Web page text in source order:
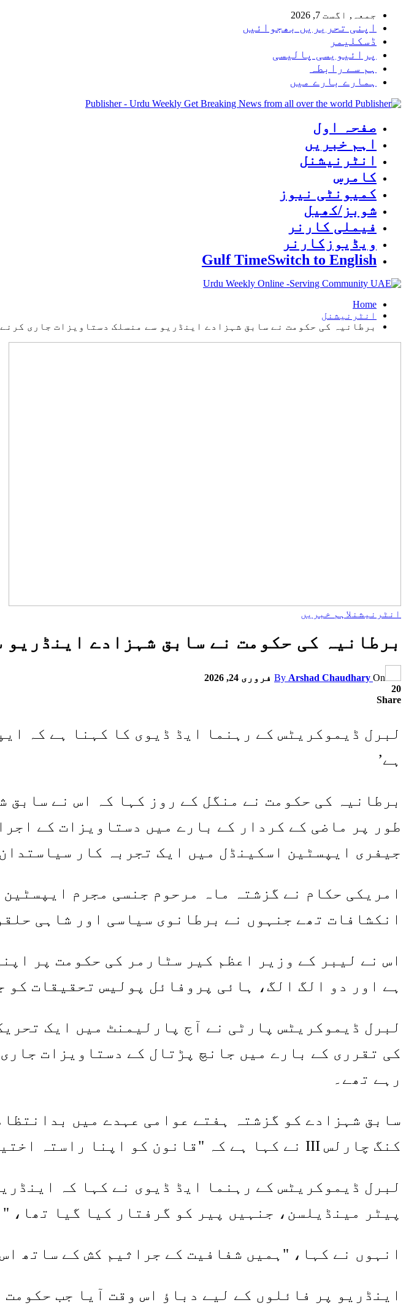
جمعہ, اگست 7, 2026
اپنی تحریریں بھجوائیں
ڈسکلیمر
پرائیویسی پالیسی
ہم سے رابطہ
ہمارے بارے میں
Publisher - Urdu Weekly Get Breaking News from all over the world
صفحہ اول
اہم خبریں
انٹرنیشنل
کامرس
کمیونٹی نیوز
شوبز/کھیل
فیملی کارنر
ویڈیوزکارنر
Gulf TimeSwitch to English
Home
انٹرنیشنل
برطانیہ کی حکومت نے سابق شہزادے اینڈریو سے منسلک دستاویزات جاری کرنے
انٹرنیشنل اہم خبریں
برطانیہ کی حکومت نے سابق شہزادے
By Arshad Chaudhary On
فروری 24, 2026
20
Share
لبرل ڈیموکریٹس کے رہنما ایڈ ڈیوی کا کہنا ہے کہ
ہے’
برطانیہ کی حکومت نے منگل کے روز کہا کہ اس نے
طور پر ماضی کے کردار کے بارے میں دستاویزات کے
جیفری ایپسٹین اسکینڈل میں ایک تجربہ کار
امریکی حکام نے گزشتہ ماہ مرحوم جنسی مجرم
انکشافات تھے جنہوں نے برطانوی سیاسی اور شاہی
اس نے لیبر کے وزیر اعظم کیر سٹارمر کی حکومت پر
ہے اور دو الگ الگ، ہائی پروفائل پولیس تحقیقات کو
لبرل ڈیموکریٹس پارٹی نے آج پارلیمنٹ میں ایک
رہے تھے۔
سابق شہزادے کو گزشتہ ہفتے عوامی عہدے میں
کنگ چارلس III نے کہا ہے کہ "قانون کو اپنا راستہ اختیار کرنا چاہیے”۔
لبرل ڈیموکریٹس کے رہنما ایڈ ڈیوی نے کہا کہ
پیٹر مینڈیلسن، جنہیں پیر کو گرفتار کیا گیا تھا،
انہوں نے کہا، "ہمیں شفافیت کے جراثیم کش کے ساتھ
اینڈریو پر فائلوں کے لیے دباؤ اس وقت آیا جب